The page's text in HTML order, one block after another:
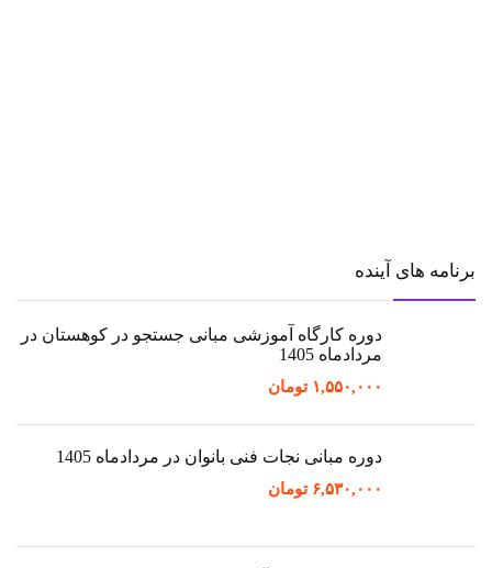
برنامه های آینده
دوره کارگاه آموزشی مبانی جستجو در کوهستان در
مردادماه 1405
۱,۵۵۰,۰۰۰ تومان
دوره مبانی نجات فنی بانوان در مردادماه 1405
۶,۵۳۰,۰۰۰ تومان